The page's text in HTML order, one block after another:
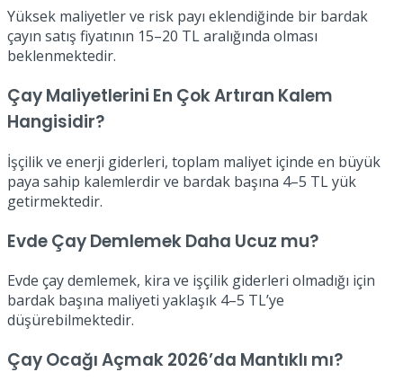
Yüksek maliyetler ve risk payı eklendiğinde bir bardak
çayın satış fiyatının 15–20 TL aralığında olması
beklenmektedir.
Çay Maliyetlerini En Çok Artıran Kalem
Hangisidir?
İşçilik ve enerji giderleri, toplam maliyet içinde en büyük
paya sahip kalemlerdir ve bardak başına 4–5 TL yük
getirmektedir.
Evde Çay Demlemek Daha Ucuz mu?
Evde çay demlemek, kira ve işçilik giderleri olmadığı için
bardak başına maliyeti yaklaşık 4–5 TL’ye
düşürebilmektedir.
Çay Ocağı Açmak 2026’da Mantıklı mı?